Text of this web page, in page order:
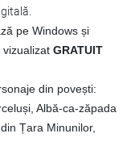
pe Windows și
GRATUIT
din povești:
Albă-ca-zăpada
Țara Minunilor,